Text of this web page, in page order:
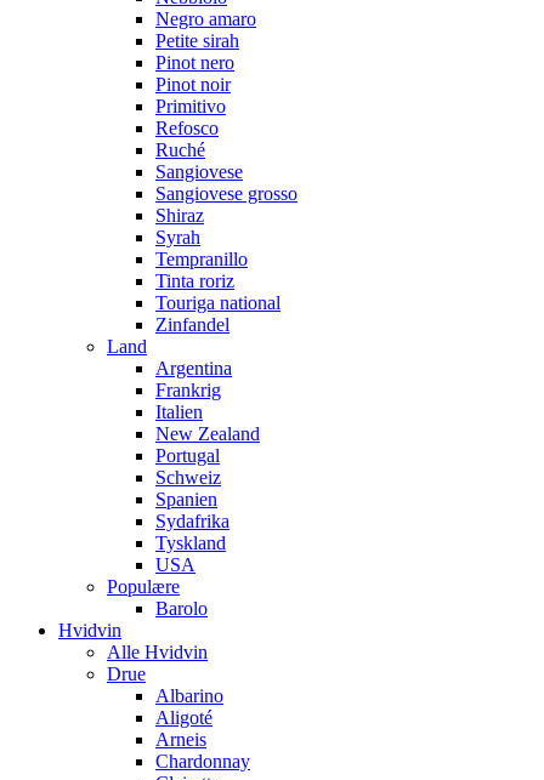
Negro amaro
Petite sirah
Pinot nero
Pinot noir
Primitivo
Refosco
Ruché
Sangiovese
Sangiovese grosso
Shiraz
Syrah
Tempranillo
Tinta roriz
Touriga national
Zinfandel
Land
Argentina
Frankrig
Italien
New Zealand
Portugal
Schweiz
Spanien
Sydafrika
Tyskland
USA
Populære
Barolo
Hvidvin
Alle Hvidvin
Drue
Albarino
Aligoté
Arneis
Chardonnay